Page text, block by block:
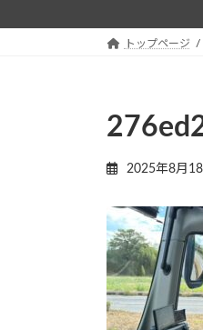
トップページ
2025年8月18